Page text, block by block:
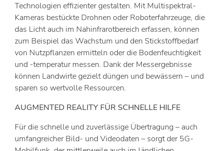
Technologien effizienter gestalten. Mit Multispektral-
Kameras bestückte Drohnen oder Roboterfahrzeuge, die
das Licht auch im Nahinfrarotbereich erfassen, können
zum Beispiel das Wachstum und den Stickstoffbedarf
von Nutzpflanzen ermitteln oder die Bodenfeuchtigkeit
und -temperatur messen. Dank der Messergebnisse
können Landwirte gezielt düngen und bewässern – und
sparen so wertvolle Ressourcen.
AUGMENTED REALITY FÜR SCHNELLE HILFE
Für die schnelle und zuverlässige Übertragung – auch
umfangreicher Bild- und Videodaten – sorgt der 5G-